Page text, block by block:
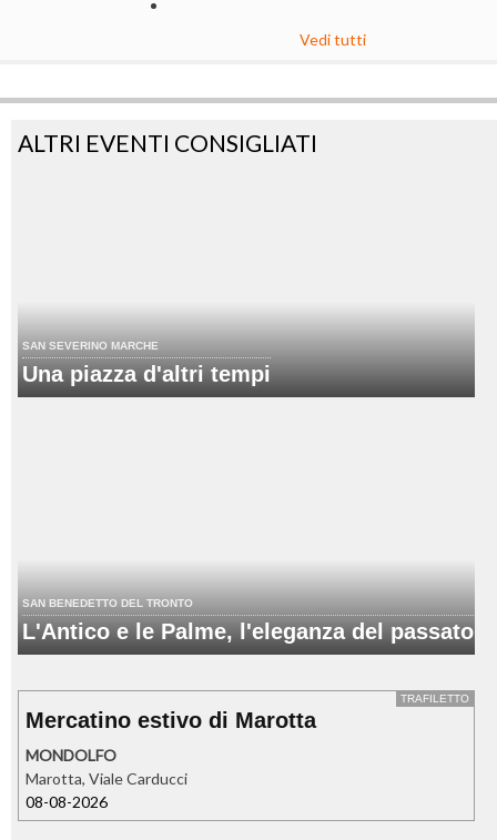
Vedi tutti
ALTRI EVENTI CONSIGLIATI
SAN SEVERINO MARCHE
Una piazza d'altri tempi
SAN BENEDETTO DEL TRONTO
L'Antico e le Palme, l'eleganza del passato
TRAFILETTO
Mercatino estivo di Marotta
MONDOLFO
Marotta, Viale Carducci
08-08-2026